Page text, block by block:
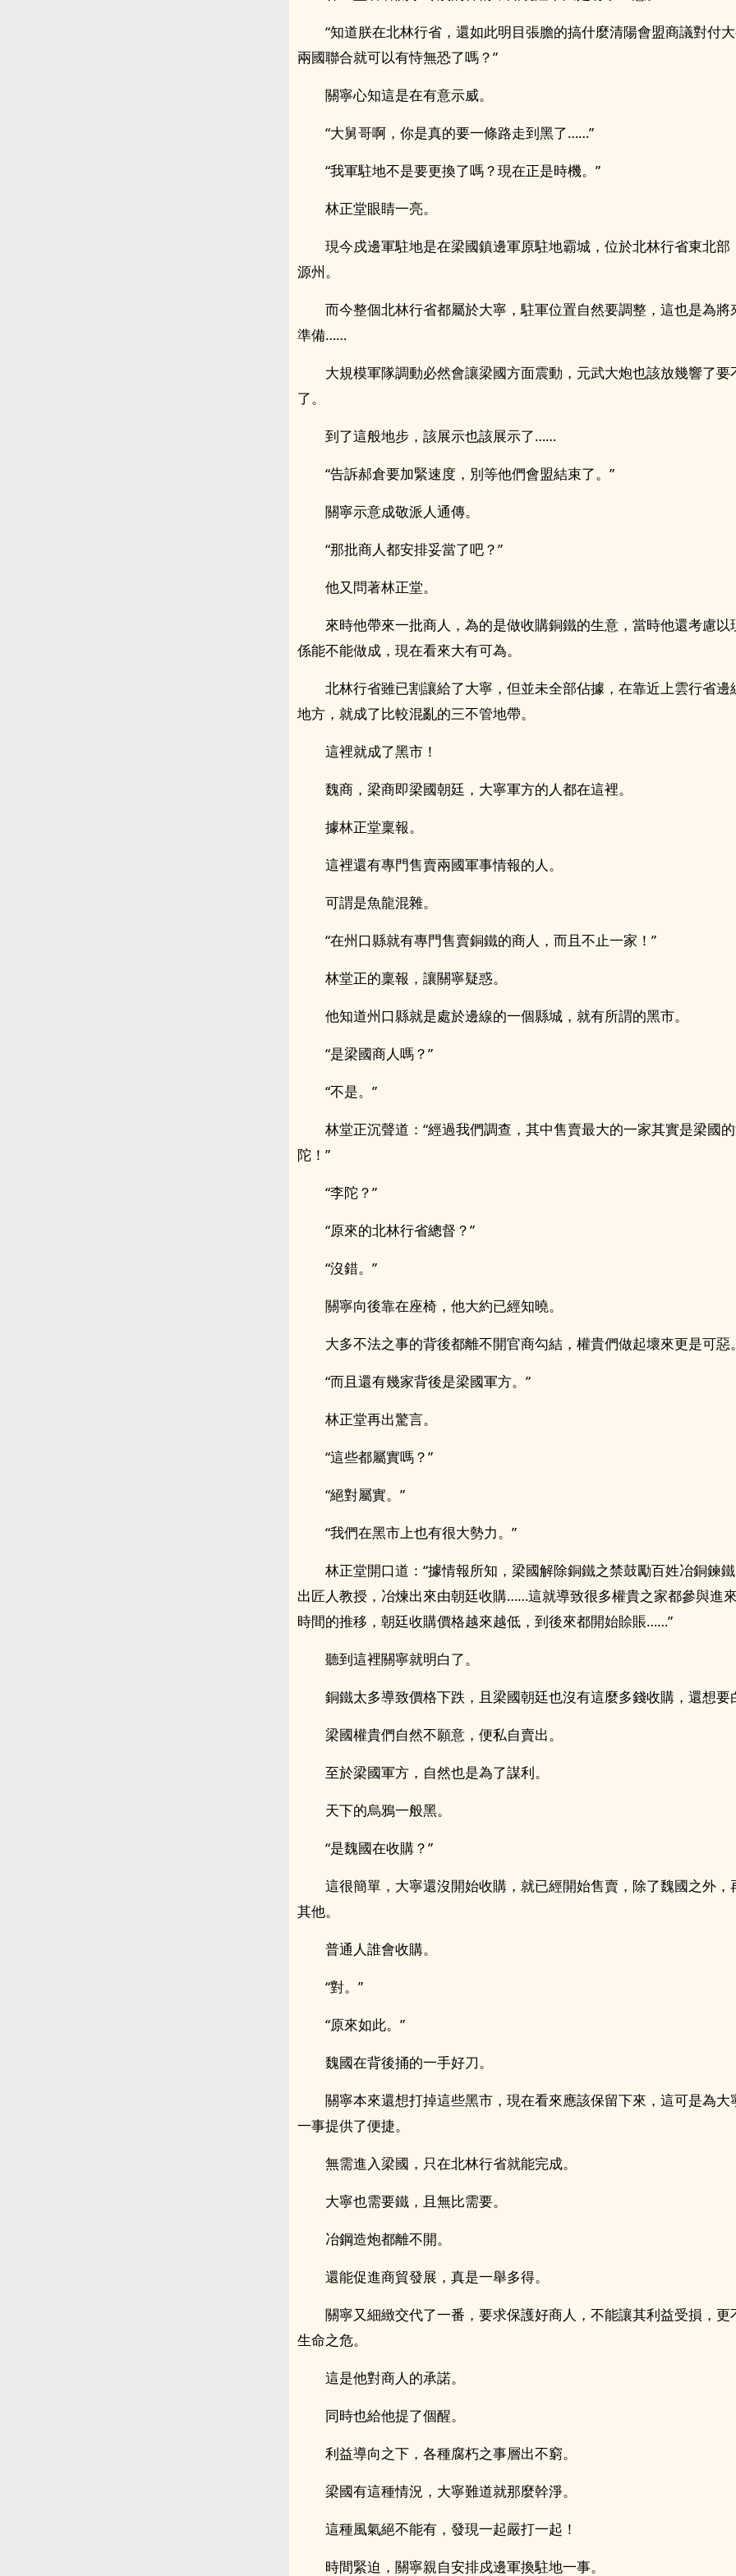
“知道朕在北林行省，還如此明目張膽的搞什麼清陽會盟商議對付
兩國聯合就可以有恃無恐了嗎？”
關寧心知這是在有意示威。
“大舅哥啊，你是真的要一條路走到黑了……”
“我軍駐地不是要更換了嗎？現在正是時機。”
林正堂眼睛一亮。
現今戍邊軍駐地是在梁國鎮邊軍原駐地霸城，位於北林行省東北部
源州。
而今整個北林行省都屬於大寧，駐軍位置自然要調整，這也是為將
準備……
大規模軍隊調動必然會讓梁國方面震動，元武大炮也該放幾響了要
了。
到了這般地步，該展示也該展示了……
“告訴郝倉要加緊速度，別等他們會盟結束了。”
關寧示意成敬派人通傳。
“那批商人都安排妥當了吧？”
他又問著林正堂。
來時他帶來一批商人，為的是做收購銅鐵的生意，當時他還考慮以
係能不能做成，現在看來大有可為。
北林行省雖已割讓給了大寧，但並未全部佔據，在靠近上雲行省邊
地方，就成了比較混亂的三不管地帶。
這裡就成了黑市！
魏商，梁商即梁國朝廷，大寧軍方的人都在這裡。
據林正堂稟報。
這裡還有專門售賣兩國軍事情報的人。
可謂是魚龍混雜。
“在州口縣就有專門售賣銅鐵的商人，而且不止一家！”
林堂正的稟報，讓關寧疑惑。
他知道州口縣就是處於邊線的一個縣城，就有所謂的黑市。
“是梁國商人嗎？”
“不是。”
林堂正沉聲道：“經過我們調查，其中售賣最大的一家其實是梁國
陀！”
“李陀？”
“原來的北林行省總督？”
“沒錯。”
關寧向後靠在座椅，他大約已經知曉。
大多不法之事的背後都離不開官商勾結，權貴們做起壞來更是可惡。
“而且還有幾家背後是梁國軍方。”
林正堂再出驚言。
“這些都屬實嗎？”
“絕對屬實。”
“我們在黑市上也有很大勢力。”
林正堂開口道：“據情報所知，梁國解除銅鐵之禁鼓勵百姓冶銅鍊
出匠人教授，冶煉出來由朝廷收購……這就導致很多權貴之家都參與進
時間的推移，朝廷收購價格越來越低，到後來都開始賒賬……”
聽到這裡關寧就明白了。
銅鐵太多導致價格下跌，且梁國朝廷也沒有這麼多錢收購，還想要
梁國權貴們自然不願意，便私自賣出。
至於梁國軍方，自然也是為了謀利。
天下的烏鴉一般黑。
“是魏國在收購？”
這很簡單，大寧還沒開始收購，就已經開始售賣，除了魏國之外，
其他。
普通人誰會收購。
“對。”
“原來如此。”
魏國在背後捅的一手好刀。
關寧本來還想打掉這些黑市，現在看來應該保留下來，這可是為大
一事提供了便捷。
無需進入梁國，只在北林行省就能完成。
大寧也需要鐵，且無比需要。
冶鋼造炮都離不開。
還能促進商貿發展，真是一舉多得。
關寧又細緻交代了一番，要求保護好商人，不能讓其利益受損，更
生命之危。
這是他對商人的承諾。
同時也給他提了個醒。
利益導向之下，各種腐朽之事層出不窮。
梁國有這種情況，大寧難道就那麼幹淨。
這種風氣絕不能有，發現一起嚴打一起！
時間緊迫，關寧親自安排戍邊軍換駐地一事。